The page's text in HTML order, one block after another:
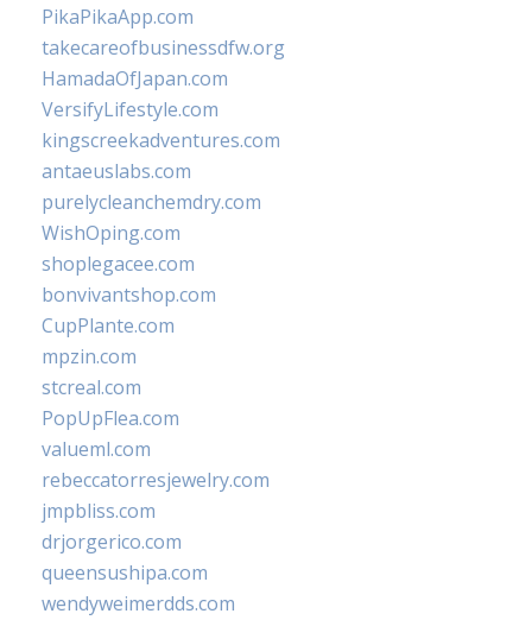
PikaPikaApp.com
takecareofbusinessdfw.org
HamadaOfJapan.com
VersifyLifestyle.com
kingscreekadventures.com
antaeuslabs.com
purelycleanchemdry.com
WishOping.com
shoplegacee.com
bonvivantshop.com
CupPlante.com
mpzin.com
stcreal.com
PopUpFlea.com
valueml.com
rebeccatorresjewelry.com
jmpbliss.com
drjorgerico.com
queensushipa.com
wendyweimerdds.com